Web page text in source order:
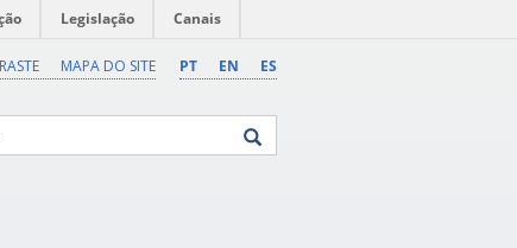
Legislação Canais
PT EN ES
MAPA DO SITE